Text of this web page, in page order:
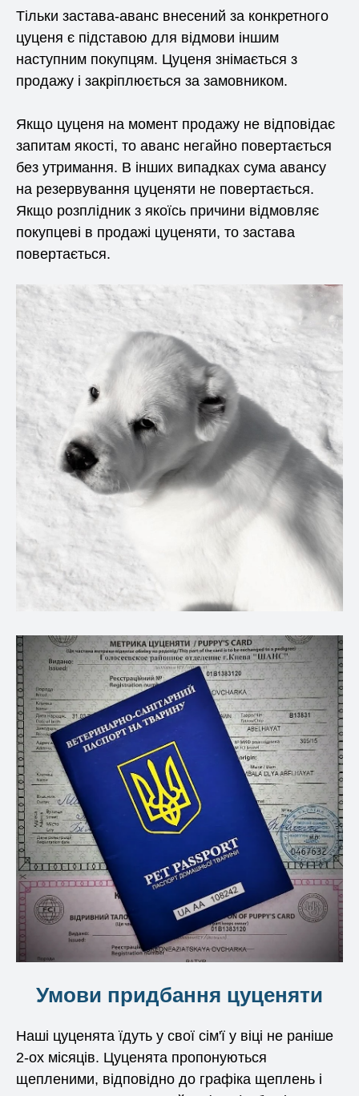
Тільки застава-аванс внесений за конкретного
цуценя є підставою для відмови іншим
наступним покупцям. Цуценя знімається з
продажу і закріплюється за замовником.
Якщо цуценя на момент продажу не відповідає
запитам якості, то аванс негайно повертається
без утримання. В інших випадках сума авансу
на резервування цуценяти не повертається.
Якщо розплідник з якоїсь причини відмовляє
покупцеві в продажі цуценяти, то застава
повертається.
Умови придбання цуценяти
Наші цуценята їдуть у свої сім'ї у віці не раніше
2-ох місяців. Цуценята пропонуються
щепленими, відповідно до графіка щеплень і